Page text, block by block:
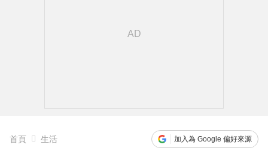
首頁 生活 加入為 Google 偏好來源